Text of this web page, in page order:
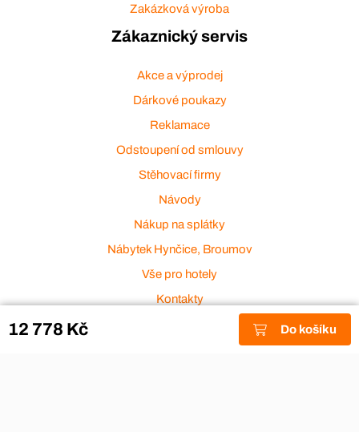
12 778 Kč Do košíku
Zakázková výroba
Zákaznický servis
Akce a výprodej
Dárkové poukazy
Reklamace
Odstoupení od smlouvy
Stěhovací firmy
Návody
Nákup na splátky
Nábytek Hynčice, Broumov
Vše pro hotely
Kontakty
Přijímáme platební karty